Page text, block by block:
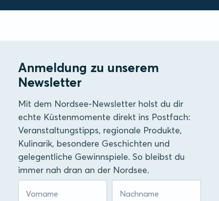
Anmeldung zu unserem
Newsletter
Mit dem Nordsee-Newsletter holst du dir
echte Küstenmomente direkt ins Postfach:
Veranstaltungstipps, regionale Produkte,
Kulinarik, besondere Geschichten und
gelegentliche Gewinnspiele. So bleibst du
immer nah dran an der Nordsee.